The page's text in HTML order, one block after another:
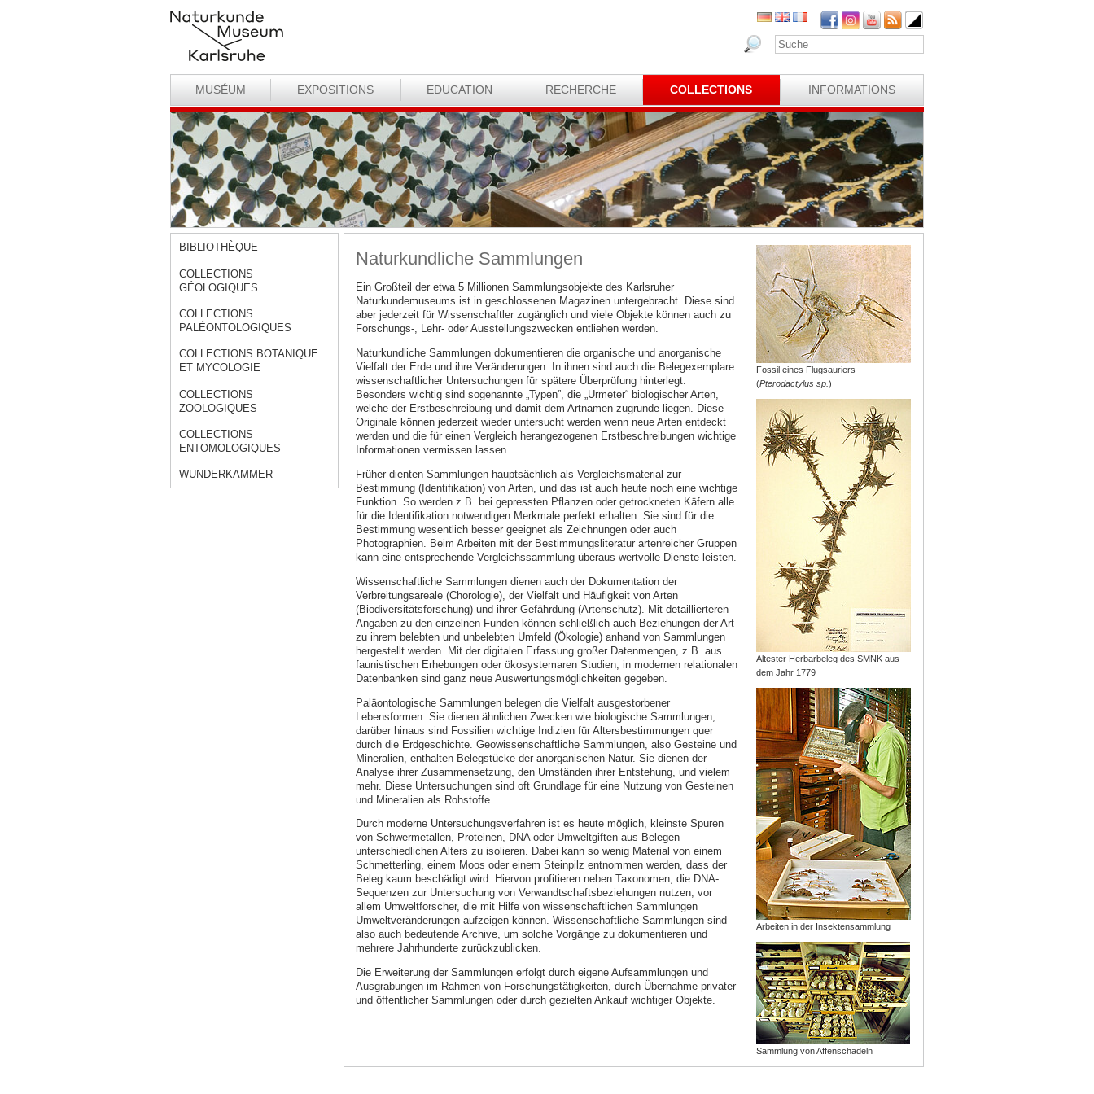
MUSÉUM EXPOSITIONS EDUCATION RECHERCHE COLLECTIONS INFORMATIONS
BIBLIOTHÈQUE
COLLECTIONS
GÉOLOGIQUES
COLLECTIONS
PALÉONTOLOGIQUES
COLLECTIONS BOTANIQUE
ET MYCOLOGIE
COLLECTIONS
ZOOLOGIQUES
COLLECTIONS
ENTOMOLOGIQUES
WUNDERKAMMER
Naturkundliche Sammlungen
Ein Großteil der etwa 5 Millionen Sammlungsobjekte des Karlsruher
Naturkundemuseums ist in geschlossenen Magazinen untergebracht. Diese sind
aber jederzeit für Wissenschaftler zugänglich und viele Objekte können auch zu
Forschungs-, Lehr- oder Ausstellungszwecken entliehen werden.
Naturkundliche Sammlungen dokumentieren die organische und anorganische
Vielfalt der Erde und ihre Veränderungen. In ihnen sind auch die Belegexemplare
wissenschaftlicher Untersuchungen für spätere Überprüfung hinterlegt.
Besonders wichtig sind sogenannte „Typen”, die „Urmeter“ biologischer Arten,
welche der Erstbeschreibung und damit dem Artnamen zugrunde liegen. Diese
Originale können jederzeit wieder untersucht werden wenn neue Arten entdeckt
werden und die für einen Vergleich herangezogenen Erstbeschreibungen wichtige
Informationen vermissen lassen.
Früher dienten Sammlungen hauptsächlich als Vergleichsmaterial zur
Bestimmung (Identifikation) von Arten, und das ist auch heute noch eine wichtige
Funktion. So werden z.B. bei gepressten Pflanzen oder getrockneten Käfern alle
für die Identifikation notwendigen Merkmale perfekt erhalten. Sie sind für die
Bestimmung wesentlich besser geeignet als Zeichnungen oder auch
Photographien. Beim Arbeiten mit der Bestimmungsliteratur artenreicher Gruppen
kann eine entsprechende Vergleichssammlung überaus wertvolle Dienste leisten.
Wissenschaftliche Sammlungen dienen auch der Dokumentation der
Verbreitungsareale (Chorologie), der Vielfalt und Häufigkeit von Arten
(Biodiversitätsforschung) und ihrer Gefährdung (Artenschutz). Mit detaillierteren
Angaben zu den einzelnen Funden können schließlich auch Beziehungen der Art
zu ihrem belebten und unbelebten Umfeld (Ökologie) anhand von Sammlungen
hergestellt werden. Mit der digitalen Erfassung großer Datenmengen, z.B. aus
faunistischen Erhebungen oder ökosystemaren Studien, in modernen relationalen
Datenbanken sind ganz neue Auswertungsmöglichkeiten gegeben.
Paläontologische Sammlungen belegen die Vielfalt ausgestorbener
Lebensformen. Sie dienen ähnlichen Zwecken wie biologische Sammlungen,
darüber hinaus sind Fossilien wichtige Indizien für Altersbestimmungen quer
durch die Erdgeschichte. Geowissenschaftliche Sammlungen, also Gesteine und
Mineralien, enthalten Belegstücke der anorganischen Natur. Sie dienen der
Analyse ihrer Zusammensetzung, den Umständen ihrer Entstehung, und vielem
mehr. Diese Untersuchungen sind oft Grundlage für eine Nutzung von Gesteinen
und Mineralien als Rohstoffe.
Durch moderne Untersuchungsverfahren ist es heute möglich, kleinste Spuren
von Schwermetallen, Proteinen, DNA oder Umweltgiften aus Belegen
unterschiedlichen Alters zu isolieren. Dabei kann so wenig Material von einem
Schmetterling, einem Moos oder einem Steinpilz entnommen werden, dass der
Beleg kaum beschädigt wird. Hiervon profitieren neben Taxonomen, die DNA-
Sequenzen zur Untersuchung von Verwandtschaftsbeziehungen nutzen, vor
allem Umweltforscher, die mit Hilfe von wissenschaftlichen Sammlungen
Umweltveränderungen aufzeigen können. Wissenschaftliche Sammlungen sind
also auch bedeutende Archive, um solche Vorgänge zu dokumentieren und
mehrere Jahrhunderte zurückzublicken.
Die Erweiterung der Sammlungen erfolgt durch eigene Aufsammlungen und
Ausgrabungen im Rahmen von Forschungstätigkeiten, durch Übernahme privater
und öffentlicher Sammlungen oder durch gezielten Ankauf wichtiger Objekte.
Fossil eines Flugsauriers
(Pterodactylus sp.)
Ältester Herbarbeleg des SMNK aus
dem Jahr 1779
Arbeiten in der Insektensammlung
Sammlung von Affenschädeln